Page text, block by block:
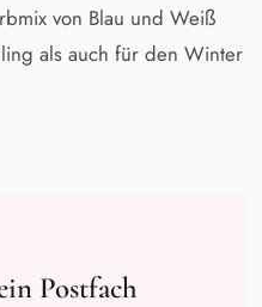
von Blau und Weiß
als auch für den Winter
Postfach